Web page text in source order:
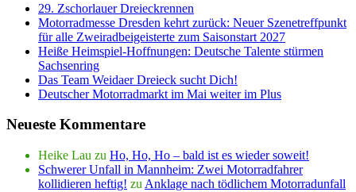
29. Zschorlauer Dreieckrennen
Motorradmesse Dresden kehrt zurück: Neuer Szenetreffpunkt
für alle Zweiradbeigeisterte zum Saisonstart 2027
Heiße Heimspiel-Hoffnungen: Deutsche Talente stürmen
Sachsenring
Das Team Weidaer Dreieck sucht Dich!
Deutscher Motorradmarkt im Mai weiter im Plus
Neueste Kommentare
Heike Lau zu Ho, Ho, Ho – bald ist es wieder soweit!
Schwerer Unfall in Mannheim: Zwei Motorradfahrer
kollidieren heftig! zu Anklage nach tödlichem Motorradunfall